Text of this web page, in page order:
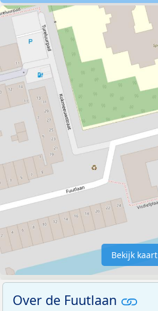
Bekijk kaart
Over de Fuutlaan